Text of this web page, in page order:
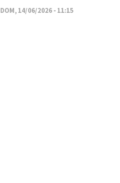
DOM, 14/06/2026 - 11:15